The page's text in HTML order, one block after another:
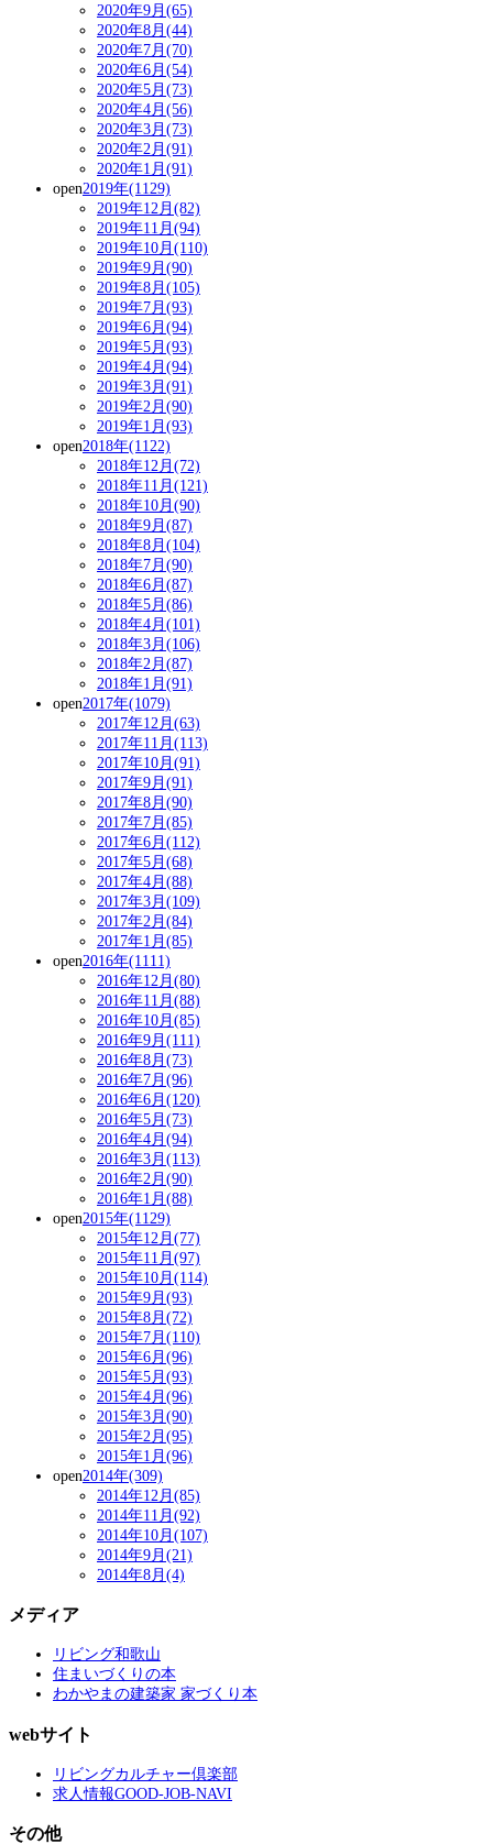
2020年9月(65)
2020年8月(44)
2020年7月(70)
2020年6月(54)
2020年5月(73)
2020年4月(56)
2020年3月(73)
2020年2月(91)
2020年1月(91)
open2019年(1129)
2019年12月(82)
2019年11月(94)
2019年10月(110)
2019年9月(90)
2019年8月(105)
2019年7月(93)
2019年6月(94)
2019年5月(93)
2019年4月(94)
2019年3月(91)
2019年2月(90)
2019年1月(93)
open2018年(1122)
2018年12月(72)
2018年11月(121)
2018年10月(90)
2018年9月(87)
2018年8月(104)
2018年7月(90)
2018年6月(87)
2018年5月(86)
2018年4月(101)
2018年3月(106)
2018年2月(87)
2018年1月(91)
open2017年(1079)
2017年12月(63)
2017年11月(113)
2017年10月(91)
2017年9月(91)
2017年8月(90)
2017年7月(85)
2017年6月(112)
2017年5月(68)
2017年4月(88)
2017年3月(109)
2017年2月(84)
2017年1月(85)
open2016年(1111)
2016年12月(80)
2016年11月(88)
2016年10月(85)
2016年9月(111)
2016年8月(73)
2016年7月(96)
2016年6月(120)
2016年5月(73)
2016年4月(94)
2016年3月(113)
2016年2月(90)
2016年1月(88)
open2015年(1129)
2015年12月(77)
2015年11月(97)
2015年10月(114)
2015年9月(93)
2015年8月(72)
2015年7月(110)
2015年6月(96)
2015年5月(93)
2015年4月(96)
2015年3月(90)
2015年2月(95)
2015年1月(96)
open2014年(309)
2014年12月(85)
2014年11月(92)
2014年10月(107)
2014年9月(21)
2014年8月(4)
メディア
リビング和歌山
住まいづくりの本
わかやまの建築家 家づくり本
webサイト
リビングカルチャー倶楽部
求人情報GOOD-JOB-NAVI
その他